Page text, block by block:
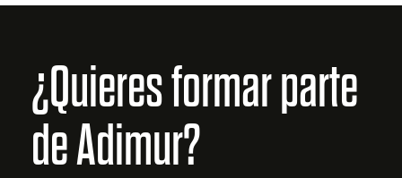
¿Quieres formar parte
de Adimur?